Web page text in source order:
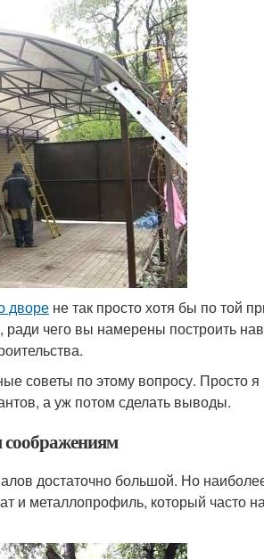
дворе не так просто хотя бы по той
чего вы намерены построить
советы по этому вопросу. Просто
а уж потом сделать выводы.
соображениям
достаточно большой. Но
и металлопрофиль, который часто